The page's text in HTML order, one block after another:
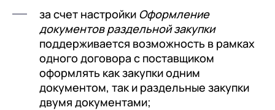
за счет настройки Оформление
документов раздельной закупки
поддерживается возможность в рамках
одного договора с поставщиком
оформлять как закупки одним
документом, так и раздельные закупки
двумя документами;